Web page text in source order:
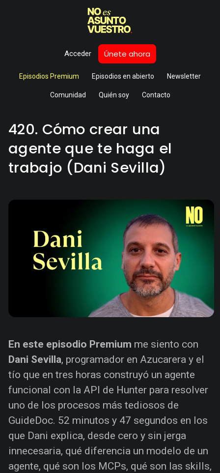
Acceder Únete ahora
Episodios Premium Episodios en abierto Newsletter
Comunidad Quién soy Contacto
420. Cómo crear una
agente que te haga el
trabajo (Dani Sevilla)
En este episodio Premium me siento con
Dani Sevilla, programador en Azucarera y el
tío que en tres horas construyó un agente
funcional con la API de Hunter para resolver
uno de los procesos más tediosos de
GuideDoc. 52 minutos y 47 segundos en los
que Dani explica, desde cero y sin jerga
innecesaria, qué diferencia un modelo de un
agente, qué son los MCPs, qué son las skills,